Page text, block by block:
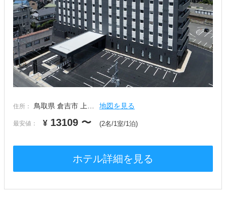
住所： 鳥取県 倉吉市 上… 地図を見る
最安値： ¥ 13109 〜 (2名/1室/1泊)
ホテル詳細を見る